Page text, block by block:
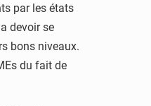
par les états
devoir se
bons niveaux.
du fait de